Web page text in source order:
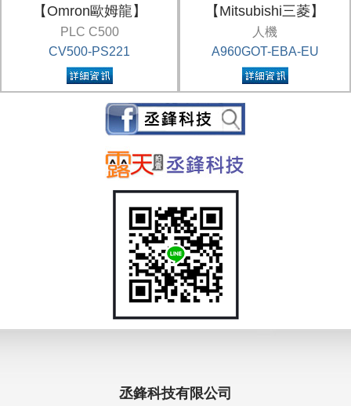
【Omron歐姆龍】
PLC C500
CV500-PS221
【Mitsubishi三菱】
人機
A960GOT-EBA-EU
丞鋒科技有限公司